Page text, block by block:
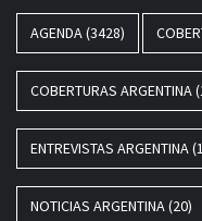
AGENDA(3428)
COBERTURAS ARGENTINA
ENTREVISTAS ARGENTINA
NOTICIAS ARGENTINA(20)